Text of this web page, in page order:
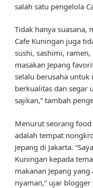
salah satu pengelola
Tidak hanya suasana,
Cafe Kuningan juga
sushi, sashimi,
masakan Jepang
selalu berusaha untuk
berkualitas dan segar
sajikan,” tambah
Menurut seorang
adalah tempat
Jepang di Jakarta.
Kuningan kepada
makanan Jepang
nyaman,” ujar blogger